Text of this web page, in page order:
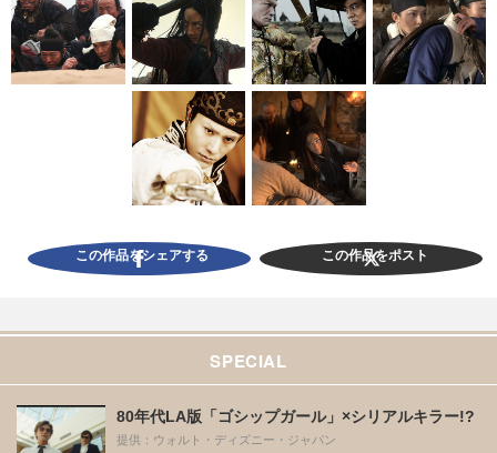
この作品をシェアする この作品をポスト
SPECIAL
80年代LA版「ゴシップガール」×シリアルキラー!?
提供：ウォルト・ディズニー・ジャパン